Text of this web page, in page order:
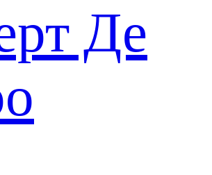
Де